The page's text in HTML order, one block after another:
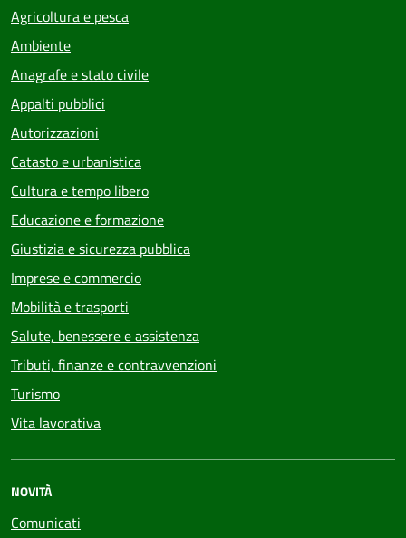
Agricoltura e pesca
Ambiente
Anagrafe e stato civile
Appalti pubblici
Autorizzazioni
Catasto e urbanistica
Cultura e tempo libero
Educazione e formazione
Giustizia e sicurezza pubblica
Imprese e commercio
Mobilità e trasporti
Salute, benessere e assistenza
Tributi, finanze e contravvenzioni
Turismo
Vita lavorativa
NOVITÀ
Comunicati